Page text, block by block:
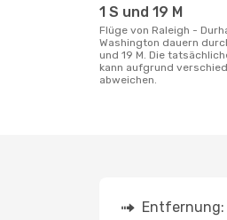
1 S und 19 M
Flüge von Raleigh - Durham nach
Washington dauern
und 19 M. Die
kann aufgrund
abweichen.
Entfernung: